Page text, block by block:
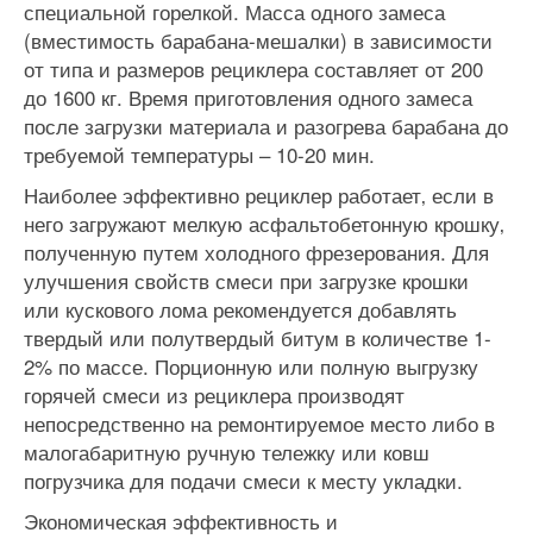
специальной горелкой. Масса одного замеса
(вместимость барабана-мешалки) в зависимости
от типа и размеров рециклера составляет от 200
до 1600 кг. Время приготовления одного замеса
после загрузки материала и разогрева барабана до
требуемой температуры – 10-20 мин.
Наиболее эффективно рециклер работает‚ если в
него загружают мелкую асфальтобетонную крошку‚
полученную путем холодного фрезерования. Для
улучшения свойств смеси при загрузке крошки
или кускового лома рекомендуется добавлять
твердый или полутвердый битум в количестве 1-
2% по массе. Порционную или полную выгрузку
горячей смеси из рециклера производят
непосредственно на ремонтируемое место либо в
малогабаритную ручную тележку или ковш
погрузчика для подачи смеси к месту укладки.
Экономическая эффективность и